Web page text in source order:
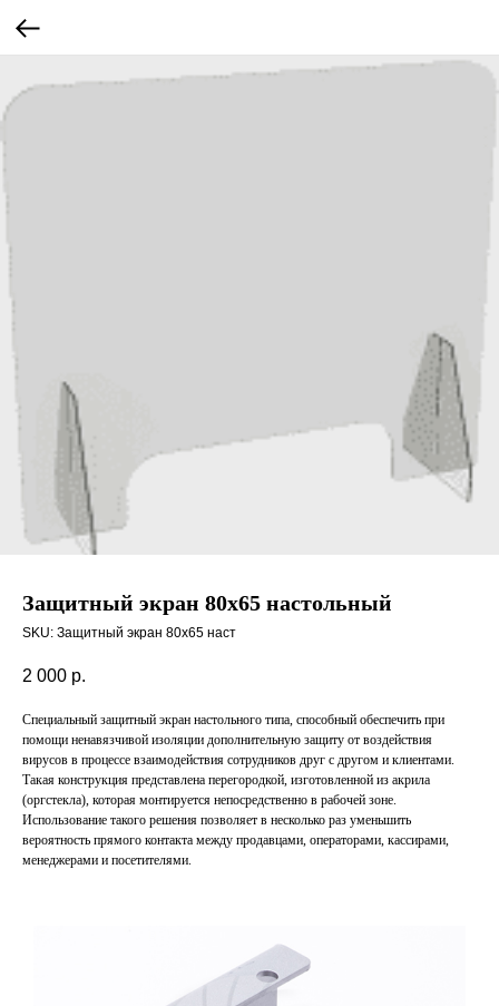
Защитный экран 80х65 настольный
SKU: Защитный экран 80х65 наст
2 000 р.
Специальный защитный экран настольного типа, способный обеспечить при
помощи ненавязчивой изоляции дополнительную защиту от воздействия
вирусов в процессе взаимодействия сотрудников друг с другом и клиентами.
Такая конструкция представлена перегородкой, изготовленной из акрила
(оргстекла), которая монтируется непосредственно в рабочей зоне.
Использование такого решения позволяет в несколько раз уменьшить
вероятность прямого контакта между продавцами, операторами, кассирами,
менеджерами и посетителями.